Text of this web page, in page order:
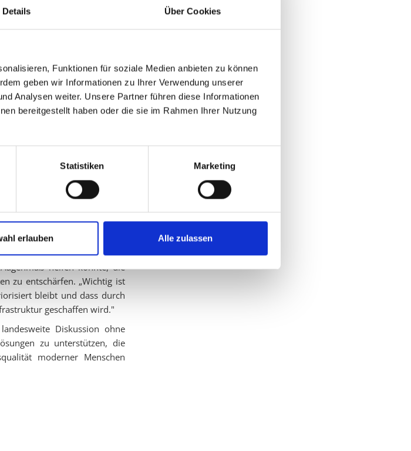
Details Über Cookies
Funktionen für soziale Medien anbieten zu können
geben wir Informationen zu Ihrer Verwendung unserer
Analysen weiter. Unsere Partner führen diese Informationen
bereitgestellt haben oder die sie im Rahmen Ihrer Nutzung
Statistiken Marketing
erlauben Alle zulassen
FPÖ-Tourismussprecher und
Kitzbühels Bürgermeister
zu prüfen und qualifizierte
Denkanstoß, der mit der
Abwerzger. In Zeiten von
dass Bürger neben
etwa für Erholung, Telearbeit
Lebensqualität in unserer
helfen könnte, die
zu entschärfen. „Wichtig ist
bleibt und dass durch
geschaffen wird."
Diskussion ohne
zu unterstützen, die
moderner Menschen